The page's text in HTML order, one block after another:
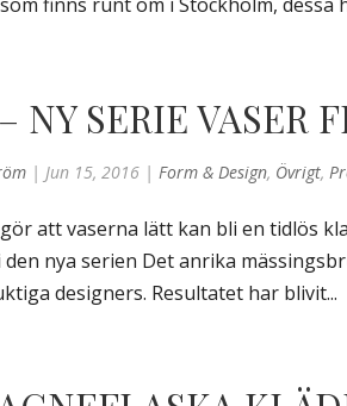
NY SERIE VASER
|Jun 15, 2016 |Form & Design, Övrigt,
att vaserna lätt kan bli en tidlös
den nya serien Det anrika
designers. Resultatet har blivit...